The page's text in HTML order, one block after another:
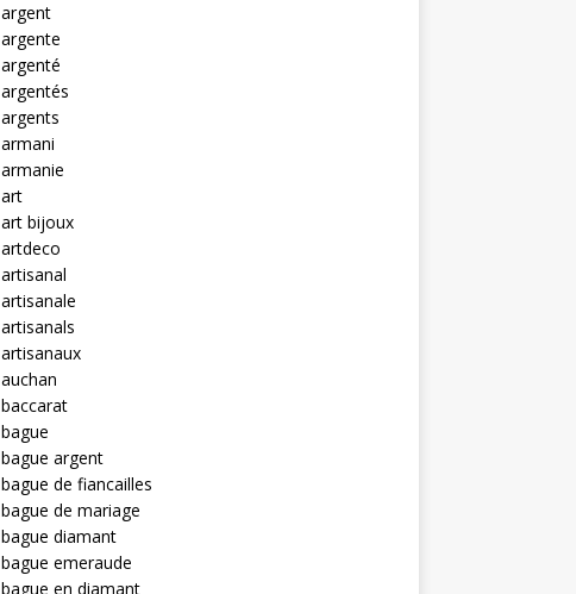
argent
argente
argenté
argentés
argents
armani
armanie
art
art bijoux
artdeco
artisanal
artisanale
artisanals
artisanaux
auchan
baccarat
bague
bague argent
bague de fiancailles
bague de mariage
bague diamant
bague emeraude
bague en diamant